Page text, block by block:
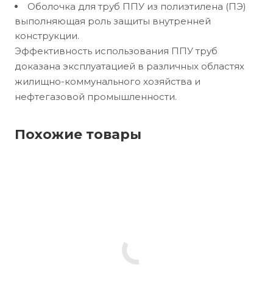
Оболочка для труб ППУ из полиэтилена (ПЭ)
выполняющая роль защиты внутренней
конструкции.
Эффективность использования ППУ труб
доказана эксплуатацией в различных областях
жилищно-коммунального хозяйства и
нефтегазовой промышленности.
Похожие товары